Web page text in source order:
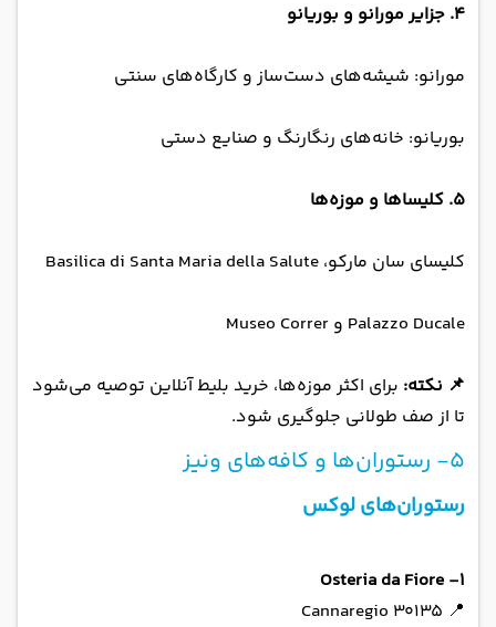
۴. جزایر مورانو و بوریانو
مورانو: شیشه‌های دست‌ساز و کارگاه‌های سنتی
بوریانو: خانه‌های رنگارنگ و صنایع دستی
۵. کلیساها و موزه‌ها
کلیسای سان مارکو، Basilica di Santa Maria della Salute
Palazzo Ducale و Museo Correr
📌 نکته: برای اکثر موزه‌ها، خرید بلیط آنلاین توصیه می‌شود
تا از صف طولانی جلوگیری شود.
5- رستوران‌ها و کافه‌های ونیز
رستوران‌های لوکس
1- Osteria da Fiore
📍 Cannaregio 30135